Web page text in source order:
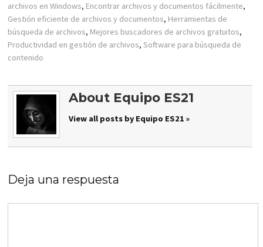
archivos en Windows, Encontrar archivos y documentos fácilmente,
Gestión eficiente de archivos y documentos, Herramientas de
búsqueda de archivos, Mejores buscadores de archivos gratuitos,
Productividad en gestión de archivos,Software para búsqueda de
contenido
About Equipo ES21
View all posts by Equipo ES21 »
Deja una respuesta